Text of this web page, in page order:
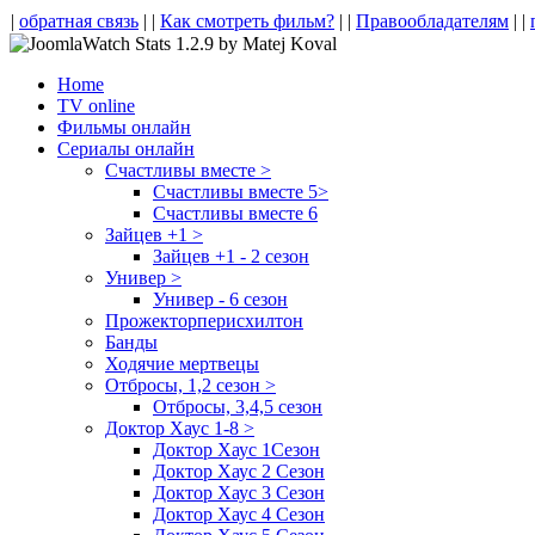
| обратная связь | | Как смотреть фильм? | | Правообладателям | |
Home
TV online
Фильмы онлайн
Сериалы онлайн
Счастливы вместе >
Счастливы вместе 5>
Счастливы вместе 6
Зайцев +1 >
Зайцев +1 - 2 сезон
Универ >
Универ - 6 сезон
Прожекторперисхилтон
Банды
Ходячие мертвецы
Отбросы, 1,2 сезон >
Отбросы, 3,4,5 сезон
Доктор Хаус 1-8 >
Доктор Хаус 1Сезон
Доктор Хаус 2 Сезон
Доктор Хаус 3 Сезон
Доктор Хаус 4 Сезон